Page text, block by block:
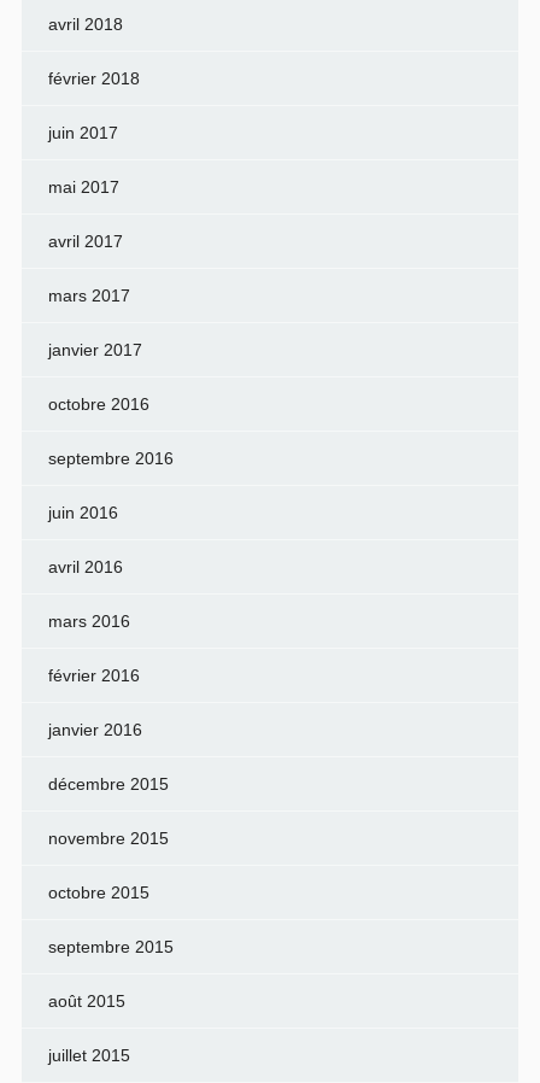
avril 2018
février 2018
juin 2017
mai 2017
avril 2017
mars 2017
janvier 2017
octobre 2016
septembre 2016
juin 2016
avril 2016
mars 2016
février 2016
janvier 2016
décembre 2015
novembre 2015
octobre 2015
septembre 2015
août 2015
juillet 2015